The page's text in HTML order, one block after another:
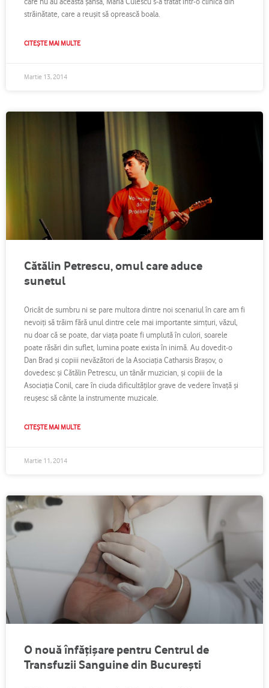
străinătate, care a reuşit să oprească boala.
CITEȘTE MAI MULTE
Martie 13, 2014
Cătălin Petrescu, omul care aduce
sunetul
Oricât de sumbru ni se pare multora dintre noi scenariul în care am fi
nevoiţi să trăim fără unul dintre cele mai importante simţuri, văzul,
nu doar că se poate, dar viaţa poate fi umplută în culori, soarele
poate răsări din suflet, lumina poate exista în inimă. Au dovedit-o
Dan Brad şi copiii nevăzători de la Asociația Catharsis Brașov, o
dovedesc şi Cătălin Petrescu, un tânăr muzician, şi copiii de la
Asociaţia Conil, care în ciuda dificultăţilor grave de vedere învaţă şi
reuşesc să cânte la instrumente muzicale.
CITEȘTE MAI MULTE
Martie 11, 2014
O nouă înfăţişare pentru Centrul de
Transfuzii Sanguine din Bucureşti